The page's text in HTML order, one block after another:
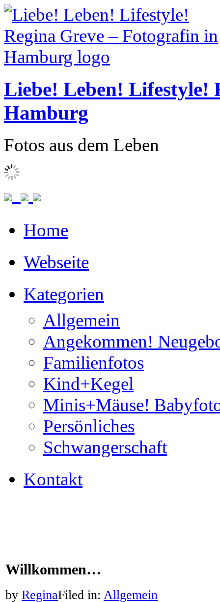
Liebe! Leben! Lifestyle!
Hamburg
Fotos aus dem Leben
Home
Webseite
Kategorien
Allgemein
Angekommen!
Familienfotos
Kind+Kegel
Minis+Mäuse!
Persönliches
Schwangerschaft
Kontakt
Willkommen…
by ReginaFiled in: Allgemein